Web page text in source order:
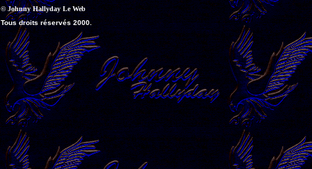
© Johnny Hallyday Le Web
Tous droits réservés 2000.